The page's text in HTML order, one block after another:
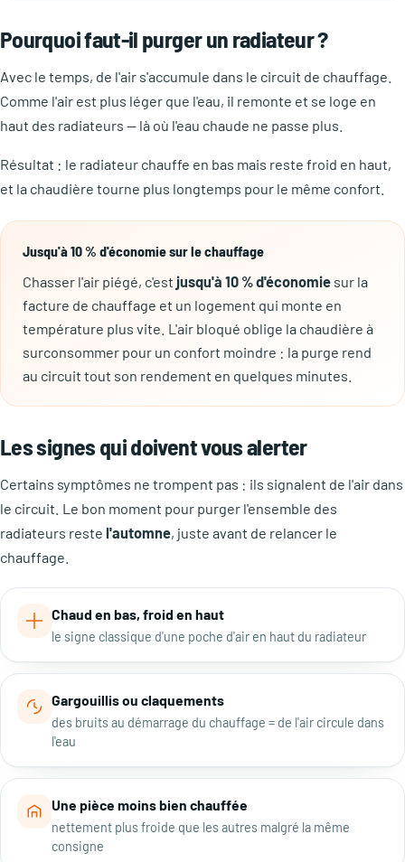
Pourquoi faut-il purger un radiateur ?
Avec le temps, de l'air s'accumule dans le circuit de chauffage.
Comme l'air est plus léger que l'eau, il remonte et se loge en
haut des radiateurs — là où l'eau chaude ne passe plus.
Résultat : le radiateur chauffe en bas mais reste froid en haut,
et la chaudière tourne plus longtemps pour le même confort.
Jusqu'à 10 % d'économie sur le chauffage
Chasser l'air piégé, c'est jusqu'à 10 % d'économie sur la
facture de chauffage et un logement qui monte en
température plus vite. L'air bloqué oblige la chaudière à
surconsommer pour un confort moindre : la purge rend
au circuit tout son rendement en quelques minutes.
Les signes qui doivent vous alerter
Certains symptômes ne trompent pas : ils signalent de l'air dans
le circuit. Le bon moment pour purger l'ensemble des
radiateurs reste l'automne, juste avant de relancer le
chauffage.
Chaud en bas, froid en haut
le signe classique d'une poche d'air en haut du radiateur
Gargouillis ou claquements
des bruits au démarrage du chauffage = de l'air circule dans
l'eau
Une pièce moins bien chauffée
nettement plus froide que les autres malgré la même
consigne